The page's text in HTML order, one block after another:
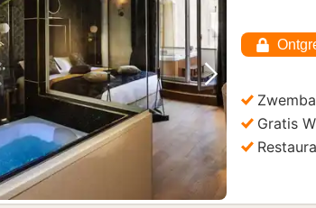
Vorige foto Volgende
Gratis